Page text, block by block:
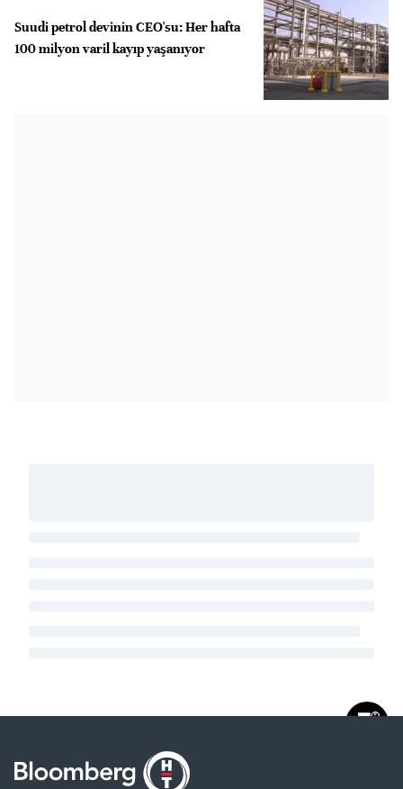
Suudi petrol devinin CEO'su: Her hafta
100 milyon varil kayıp yaşanıyor